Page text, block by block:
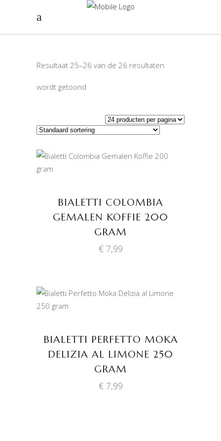
Resultaat 25–26 van de 26 resultaten
wordt getoond
BIALETTI COLOMBIA
GEMALEN KOFFIE 200
GRAM
€7,99
BIALETTI PERFETTO MOKA
DELIZIA AL LIMONE 250
GRAM
€7,99